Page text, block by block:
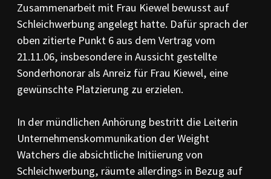
Zusammenarbeit mit Frau Kiewel bewusst auf
Schleichwerbung angelegt hatte. Dafür sprach der
oben zitierte Punkt 6 aus dem Vertrag vom
21.11.06, insbesondere in Aussicht gestellte
Sonderhonorar als Anreiz für Frau Kiewel, eine
gewünschte Platzierung zu erzielen.
In der mündlichen Anhörung bestritt die Leiterin
Unternehmenskommunikation der Weight
Watchers die absichtliche Initiierung von
Schleichwerbung, räumte allerdings in Bezug auf